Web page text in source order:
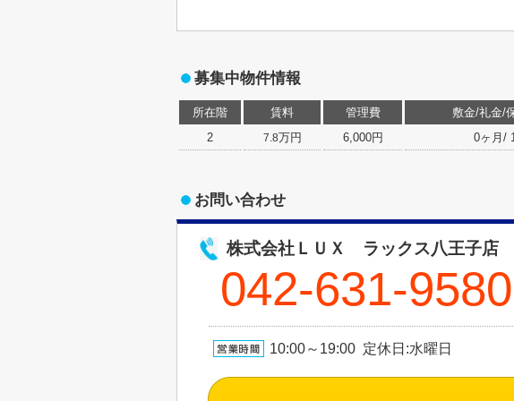
募集中物件情報
所在階 賃料 管理費 敷金/礼金/
2
7.8万円 6,000円 0ヶ月/
お問い合わせ
株式会社ＬＵＸ ラックス八王子店
042-631-9580
10:00～19:00 定休日:水曜日